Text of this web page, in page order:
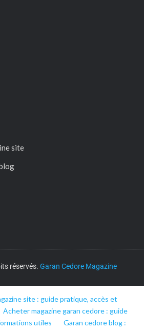
site
réservés. Garan Cedore Magazine
site : guide pratique, accès et
Acheter magazine garan cedore : guide
utiles
Garan cedore blog :